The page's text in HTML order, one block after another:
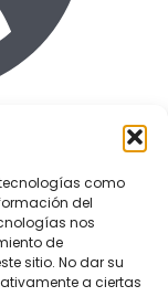
como
del
nos
de
sitio. No dar su
a ciertas